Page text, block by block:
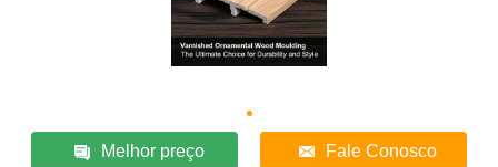
Melhor preço Fale Conosco